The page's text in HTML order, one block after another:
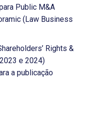
Public M&A
(Law Business
Rights &
e 2024)
a publicação